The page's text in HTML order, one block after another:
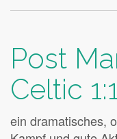
Post
Celtic
ein dramatisches,